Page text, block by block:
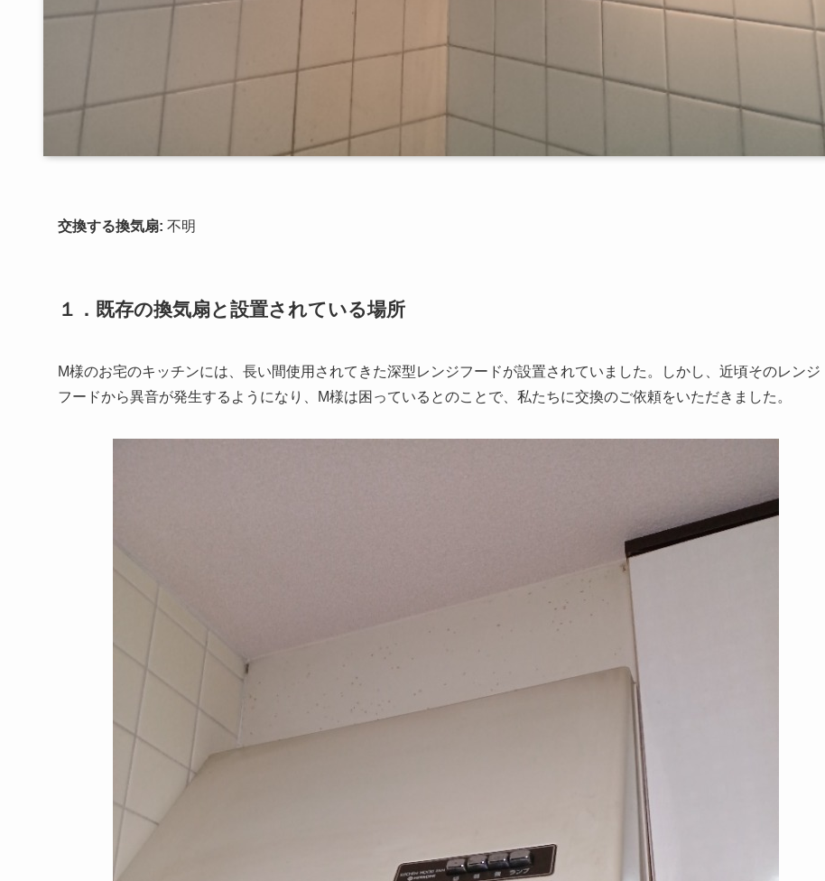
交換する換気扇: 不明
１．既存の換気扇と設置されている場所
M様のお宅のキッチンには、長い間使用されてきた深型レンジフードが設置されていました。しかし、近頃そのレンジ
フードから異音が発生するようになり、M様は困っているとのことで、私たちに交換のご依頼をいただきました。